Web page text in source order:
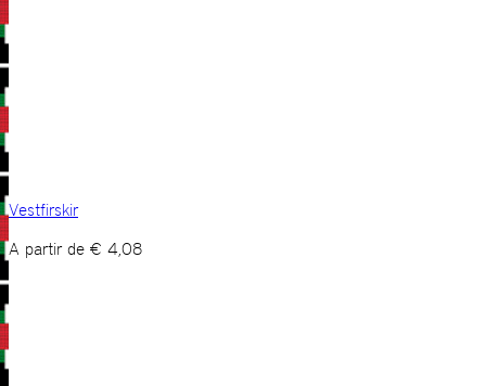
Vestfirskir
A partir de € 4,08